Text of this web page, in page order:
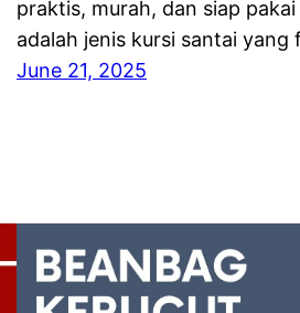
praktis, murah, dan siap pakai
adalah jenis kursi santai yang
June 21, 2025